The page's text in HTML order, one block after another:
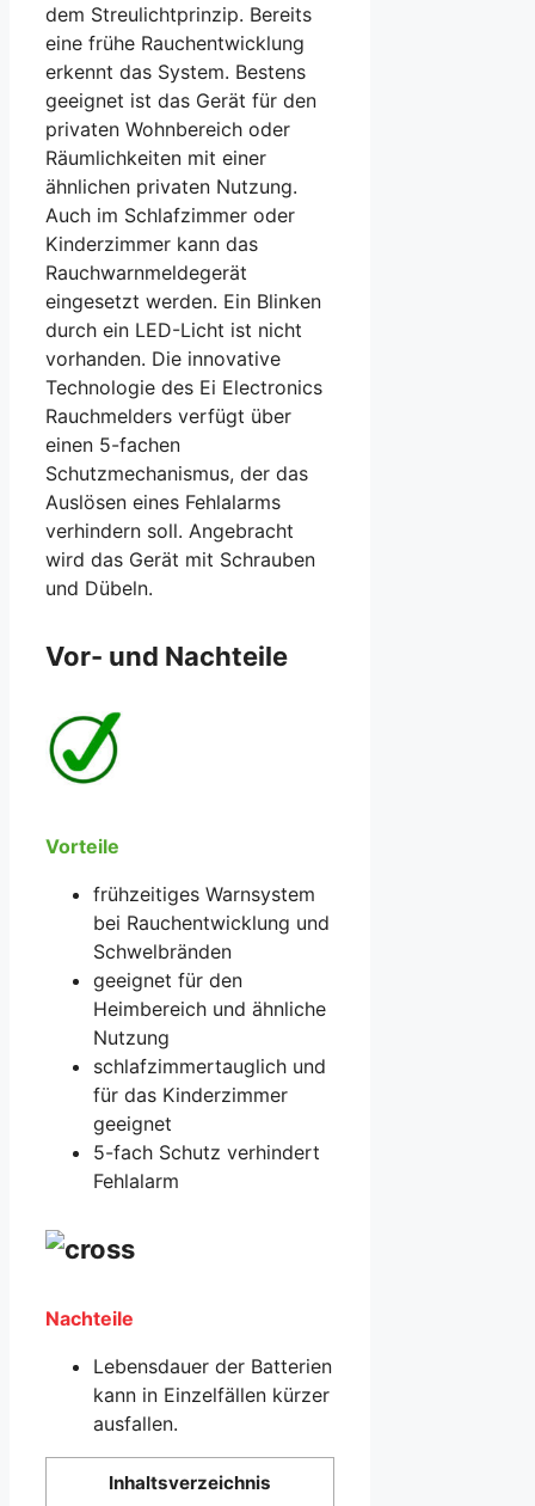
dem Streulichtprinzip. Bereits
eine frühe Rauchentwicklung
erkennt das System. Bestens
geeignet ist das Gerät für den
privaten Wohnbereich oder
Räumlichkeiten mit einer
ähnlichen privaten Nutzung.
Auch im Schlafzimmer oder
Kinderzimmer kann das
Rauchwarnmeldegerät
eingesetzt werden. Ein Blinken
durch ein LED-Licht ist nicht
vorhanden. Die innovative
Technologie des Ei Electronics
Rauchmelders verfügt über
einen 5-fachen
Schutzmechanismus, der das
Auslösen eines Fehlalarms
verhindern soll. Angebracht
wird das Gerät mit Schrauben
und Dübeln.
Vor- und Nachteile
Vorteile
frühzeitiges Warnsystem
bei Rauchentwicklung und
Schwelbränden
geeignet für den
Heimbereich und ähnliche
Nutzung
schlafzimmertauglich und
für das Kinderzimmer
geeignet
5-fach Schutz verhindert
Fehlalarm
Nachteile
Lebensdauer der Batterien
kann in Einzelfällen kürzer
ausfallen.
Inhaltsverzeichnis